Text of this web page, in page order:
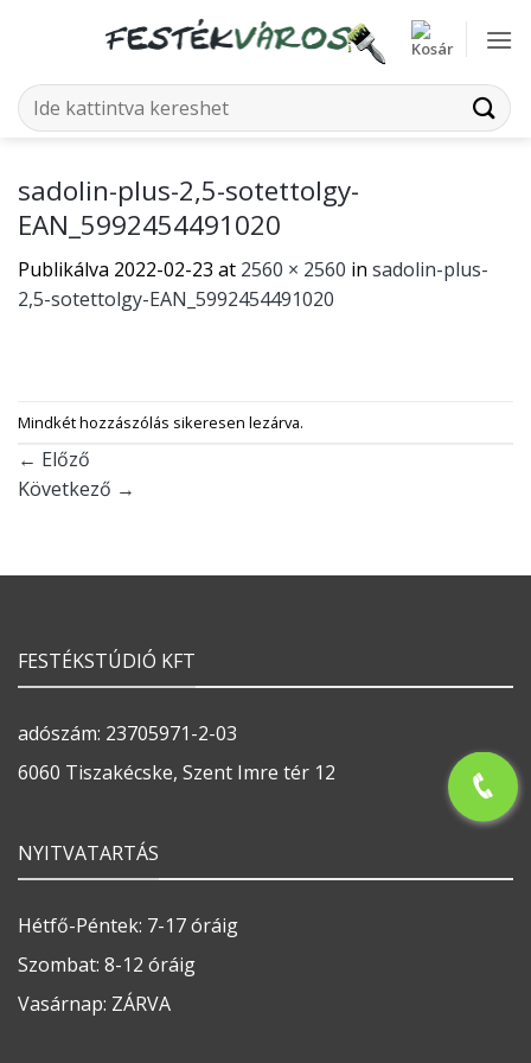
Keresés
a
sadolin-plus-2,5-sotettolgy-
EAN_5992454491020
Publikálva 2022-02-23 at 2560 × 2560 in sadolin-plus-
2,5-sotettolgy-EAN_5992454491020
Mindkét hozzászólás sikeresen lezárva.
← Előző
Következő →
FESTÉKSTÚDIÓ KFT
adószám: 23705971-2-03
6060 Tiszakécske, Szent Imre tér 12
NYITVATARTÁS
Hétfő-Péntek: 7-17 óráig
Szombat: 8-12 óráig
Vasárnap: ZÁRVA